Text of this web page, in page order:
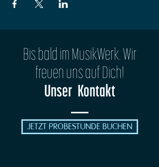
Bis bald im MusikWerk. Wir
freuen uns auf Dich!
Unser Kontakt
JETZT PROBESTUNDE BUCHEN